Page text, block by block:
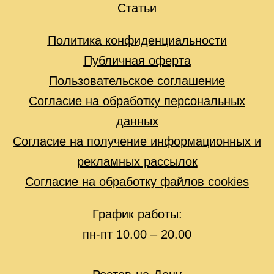
Статьи
Политика конфиденциальности
Публичная оферта
Пользовательское соглашение
Согласие на обработку персональных
данных
Согласие на получение информационных и
рекламных рассылок
Согласие на обработку файлов cookies
График работы:
пн-пт 10.00 – 20.00